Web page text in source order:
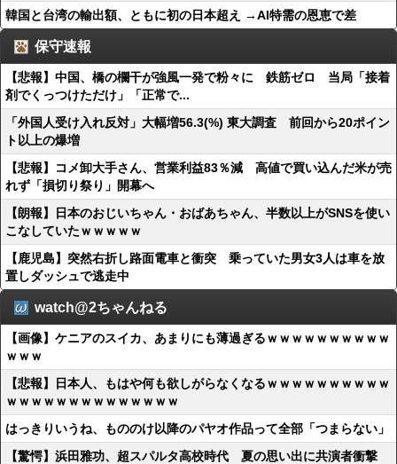
韓国と台湾の輸出額、ともに初の日本超え →AI特需の恩恵で差
保守速報
【悲報】中国、橋の欄干が強風一発で粉々に 鉄筋ゼロ 当局「接着
剤でくっつけただけ」「正常で...
「外国人受け入れ反対」大幅増56.3(%) 東大調査 前回から20ポイン
ト以上の爆増
【悲報】コメ卸大手さん、営業利益83％減 高値で買い込んだ米が売
れず「損切り祭り」開幕へ
【朗報】日本のおじいちゃん・おばあちゃん、半数以上がSNSを使い
こなしていたｗｗｗｗｗ
【鹿児島】突然右折し路面電車と衝突 乗っていた男女3人は車を放
置しダッシュで逃走中
watch@2ちゃんねる
【画像】ケニアのスイカ、あまりにも薄過ぎるｗｗｗｗｗｗｗｗｗｗ
ｗｗｗ
【悲報】日本人、もはや何も欲しがらなくなるｗｗｗｗｗｗｗｗｗｗ
ｗｗｗｗｗｗｗｗｗｗｗｗｗｗ
はっきりいうね、もののけ以降のパヤオ作品って全部「つまらない」
【驚愕】浜田雅功、超スパルタ高校時代 夏の思い出に共演者衝撃